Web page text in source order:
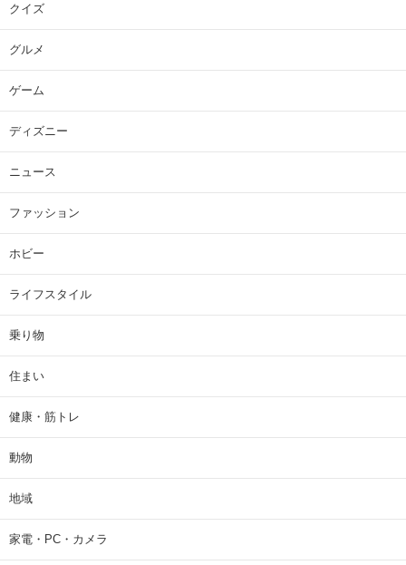
クイズ
グルメ
ゲーム
ディズニー
ニュース
ファッション
ホビー
ライフスタイル
乗り物
住まい
健康・筋トレ
動物
地域
家電・PC・カメラ